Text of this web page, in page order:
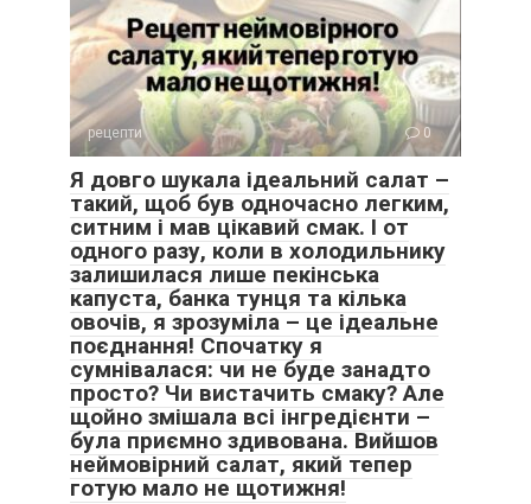
рецепти 0
Я довго шукала ідеальний салат –
такий, щоб був одночасно легким,
ситним і мав цікавий смак. І от
одного разу, коли в холодильнику
залишилася лише пекінська
капуста, банка тунця та кілька
овочів, я зрозуміла – це ідеальне
поєднання! Спочатку я
сумнівалася: чи не буде занадто
просто? Чи вистачить смаку? Але
щойно змішала всі інгредієнти –
була приємно здивована. Вийшов
неймовірний салат, який тепер
готую мало не щотижня!